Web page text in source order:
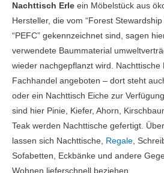
Nachttisch Erle ein Möbelstück aus
Hersteller, die vom “Forest
“PEFC” gekennzeichnet sind, sagen
verwendete Baummaterial
wieder nachgepflanzt wird. Nachttische
Fachhandel angeboten – dort steht
oder ein Nachttisch Eiche zur
sind hier Pinie, Kiefer, Ahorn,
Teak werden Nachttische gefertigt.
lassen sich Nachttische, Regale,
Sofabetten, Eckbänke und andere
Wohnen lieferschnell beziehen.